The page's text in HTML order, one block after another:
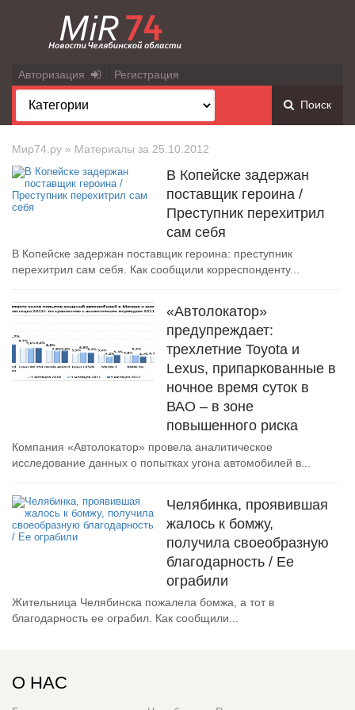
Авторизация Регистрация
Поиск
Мир74.ру » Материалы за 25.10.2012
В Копейске задержан
поставщик героина /
Преступник перехитрил
сам себя
В Копейске задержан поставщик героина: преступник
перехитрил сам себя. Как сообщили корреспонденту...
«Автолокатор»
предупреждает:
трехлетние Toyota и
Lexus, припаркованные в
ночное время суток в
ВАО – в зоне
повышенного риска
Компания «Автолокатор» провела аналитическое
исследование данных о попытках угона автомобилей в...
Челябинка, проявившая
жалось к бомжу,
получила своеобразную
благодарность / Ее
ограбили
Жительница Челябинска пожалела бомжа, а тот в
благодарность ее ограбил. Как сообщили...
О НАС